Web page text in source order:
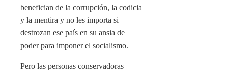
benefician de la corrupción, la codicia
y la mentira y no les importa si
destrozan ese país en su ansia de
poder para imponer el socialismo.
Pero las personas conservadoras